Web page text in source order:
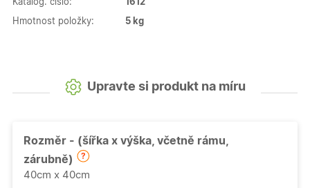
Katalog. číslo: 1612
Hmotnost položky: 5 kg
Upravte si produkt na míru
Rozměr - (šířka x výška, včetně rámu,
zárubně)
40cm x 40cm